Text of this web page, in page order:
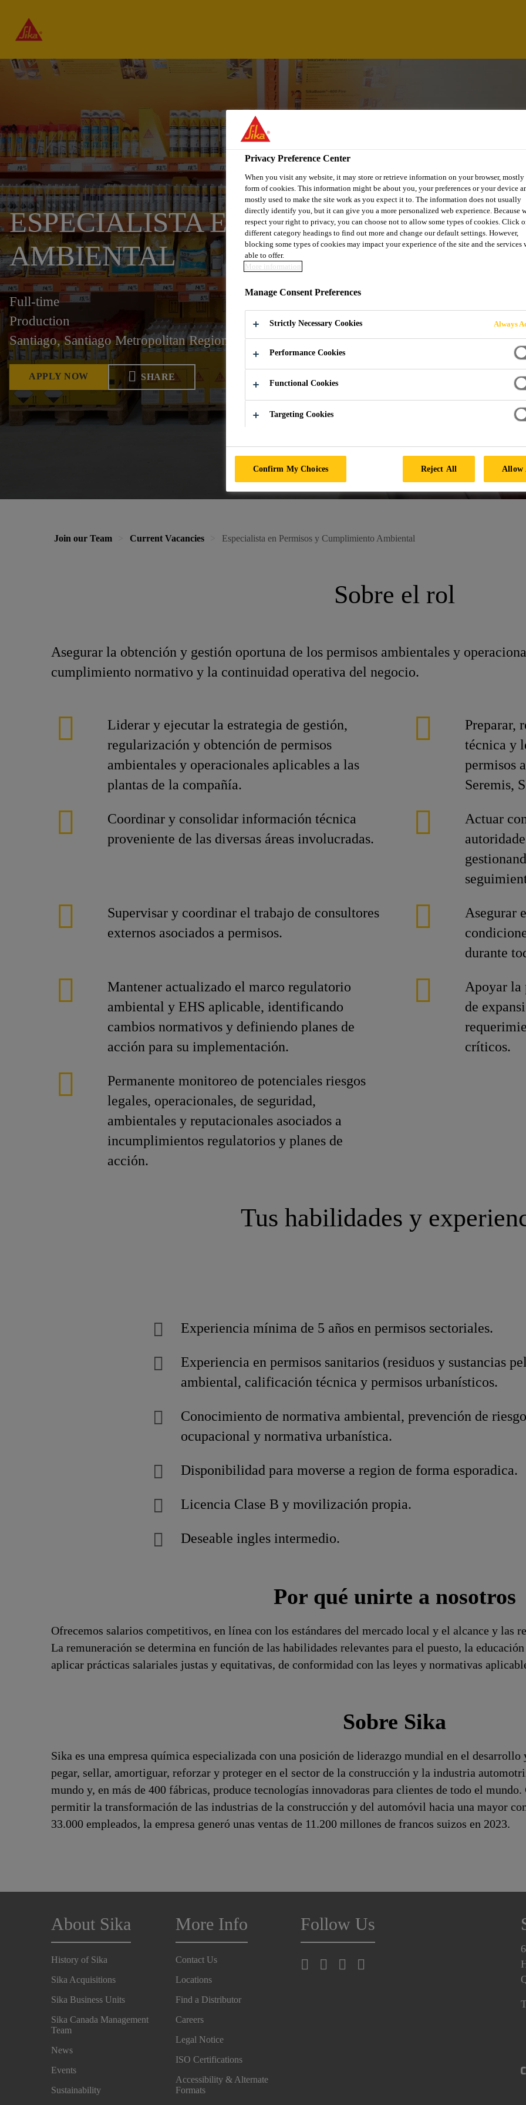
ESPECIALISTA EN PERMISOS Y
AMBIENTAL
Full-time
Production
Santiago, Santiago Metropolitan Region, Chile
APPLY NOW SHARE
Join our Team Current Vacancies Especialista en Permisos y Cumplimiento Ambiental
Sobre el rol
Asegurar la obtención y gestión oportuna de los permisos ambientales y
cumplimiento normativo y la continuidad operativa del negocio.
Liderar y ejecutar la estrategia de gestión,
regularización y obtención de permisos
ambientales y operacionales aplicables a las
plantas de la compañía.
Preparar,
técnica y
permisos
Seremis,
Coordinar y consolidar información técnica
proveniente de las diversas áreas involucradas.
Actuar
Supervisar y coordinar el trabajo de consultores
externos asociados a permisos.
Asegurar
durante
Mantener actualizado el marco regulatorio
ambiental y EHS aplicable, identificando
cambios normativos y definiendo planes de
acción para su implementación.
Apoyar la
de
críticos.
Permanente monitoreo de potenciales riesgos
legales, operacionales, de seguridad,
ambientales y reputacionales asociados a
incumplimientos regulatorios y planes de
acción.
Tus habilidades y
Experiencia mínima de 5 años en permisos sectoriales.
Experiencia en permisos sanitarios (residuos y sustancias
ambiental, calificación técnica y permisos urbanísticos.
Conocimiento de normativa ambiental, prevención de
ocupacional y normativa urbanística.
Disponibilidad para moverse a region de forma esporadica.
Licencia Clase B y movilización propia.
Deseable ingles intermedio.
Por qué unirte a nosotros
Ofrecemos salarios competitivos, en línea con los estándares del mercado local y el alcance y las
La remuneración se determina en función de las habilidades relevantes para el puesto, la
aplicar prácticas salariales justas y equitativas, de conformidad con las leyes y normativas
Sobre Sika
Sika es una empresa química especializada con una posición de liderazgo mundial en el
pegar, sellar, amortiguar, reforzar y proteger en el sector de la construcción y la industria
mundo y, en más de 400 fábricas, produce tecnologías innovadoras para clientes de todo el
permitir la transformación de las industrias de la construcción y del automóvil hacia una mayor
33.000 empleados, la empresa generó unas ventas de 11.200 millones de francos suizos en 2023.​
About Sika
History of Sika
Sika Acquisitions
Sika Business Units
Sika Canada Management
Team
News
Events
Sustainability
More Info
Contact Us
Locations
Find a Distributor
Careers
Legal Notice
ISO Certifications
Accessibility & Alternate
Formats
Follow Us
Privacy Preference Center
When you visit any website, it may store or retrieve information on your browser, mostly
form of cookies. This information might be about you, your preferences or your device
mostly used to make the site work as you expect it to. The information does not usually
directly identify you, but it can give you a more personalized web experience. Because
respect your right to privacy, you can choose not to allow some types of cookies. Click
different category headings to find out more and change our default settings. However,
blocking some types of cookies may impact your experience of the site and the services
able to offer.
More information
Manage Consent Preferences
Strictly Necessary Cookies Always
Performance Cookies
Functional Cookies
Targeting Cookies
Confirm My Choices Reject All Allow